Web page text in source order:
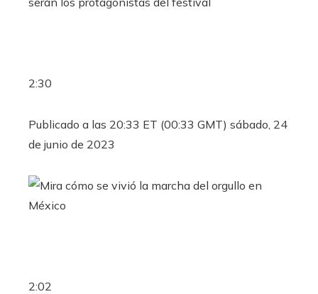
2:30
Publicado a las 20:33 ET (00:33 GMT) sábado, 24
de junio de 2023
2:02